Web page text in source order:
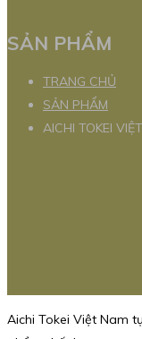
SẢN PHẨM
TRANG CHỦ
SẢN PHẨM
AICHI TOKEI
Aichi Tokei Việt Nam